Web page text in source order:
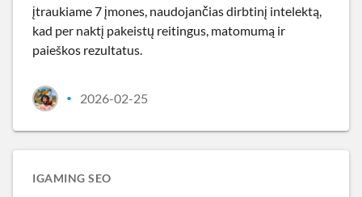
įtraukiame 7 įmones, naudojančias dirbtinį intelektą,
kad per naktį pakeistų reitingus, matomumą ir
paieškos rezultatus.
• 2026-02-25
IGAMING SEO